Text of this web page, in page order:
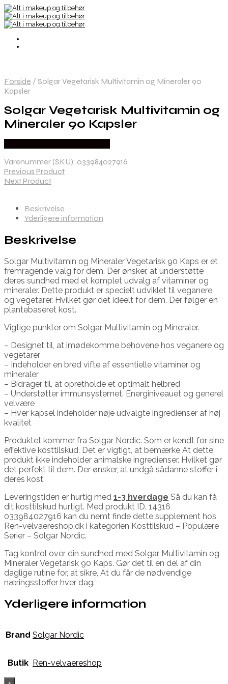
Forside / Solgar Vegetarisk Multivitamin og Mineraler 90
Kapsler
Solgar Vegetarisk Multivitamin og
Mineraler 90 Kapsler
Varenummer (SKU): 033984027916
Previous Product
Next Product
Beskrivelse
Yderligere information
Beskrivelse
Solgar Multivitamin og Mineraler Vegetarisk 90 Kaps er et
fremragende valg for dem. Der ønsker, at understøtte
deres sundhed med et komplet udvalg af vitaminer og
mineraler. Dette produkt er specielt udviklet til veganere
og vegetarer. Hvilket gør det ideelt for dem. Der følger en
plantebaseret kost.
Vigtige punkter om Solgar Multivitamin og Mineraler.
– Designet til, at imødekomme behovene hos veganere og
vegetarer
– Indeholder en bred vifte af essentielle vitaminer og
mineraler
– Bidrager til, at opretholde et optimalt helbred
– Understøtter immunsystemet. Energiniveauet og generel
velvære
– Hver kapsel indeholder nøje udvalgte ingredienser af høj
kvalitet
Produktet kommer fra Solgar Nordic. Som er kendt for sine
effektive kosttilskud. Det er vigtigt, at bemærke At dette
produkt ikke indeholder animalske ingredienser. Hvilket gør
det perfekt til dem. Der ønsker, at undgå sådanne stoffer i
deres kost.
Leveringstiden er hurtig med 1-3 hverdage Så du kan få
dit kosttilskud hurtigt. Med produkt ID. 14316
033984027916 kan du nemt finde dette supplement hos
Ren-velvaereshop.dk i kategorien Kosttilskud – Populære
Serier – Solgar Nordic.
Tag kontrol over din sundhed med Solgar Multivitamin og
Mineraler Vegetarisk 90 Kaps. Gør det til en del af din
daglige rutine for, at sikre, At du får de nødvendige
næringsstoffer hver dag.
Yderligere information
Brand Solgar Nordic
Butik Ren-velvaereshop